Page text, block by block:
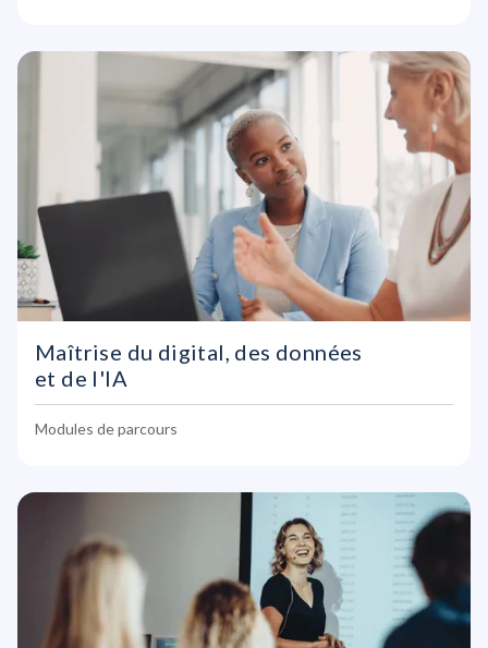
Maîtrise du digital, des données
et de l'IA
Modules de parcours